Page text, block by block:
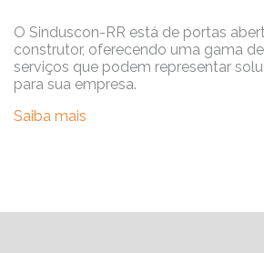
O Sinduscon-RR está de portas
construtor, oferecendo uma gama
serviços que podem representar
para sua empresa.
Saiba mais